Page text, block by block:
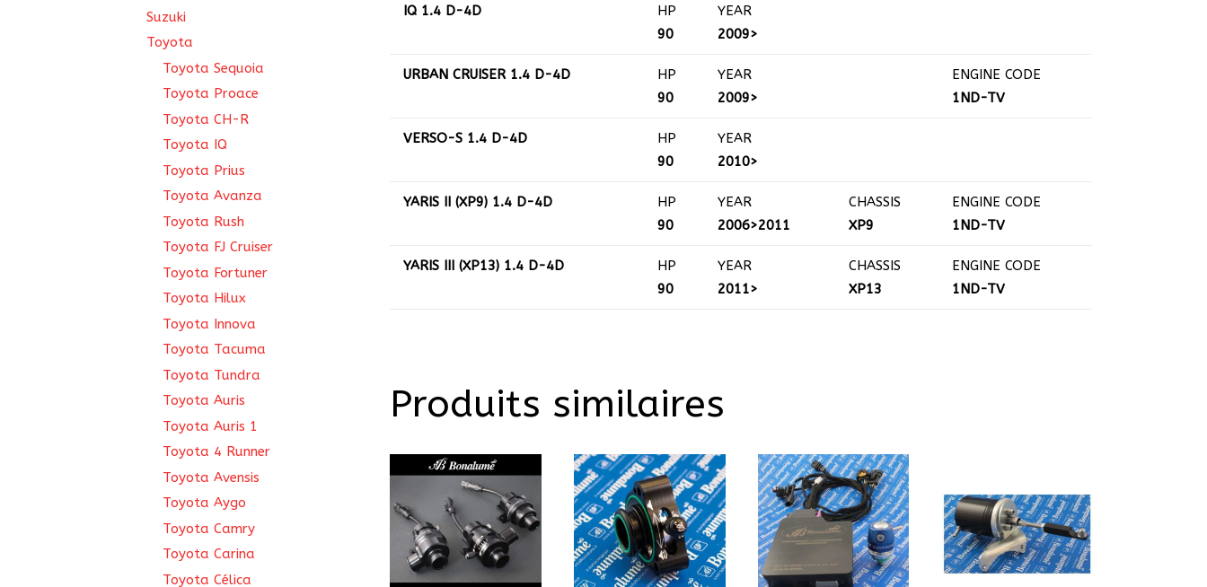
IQ 1.4 D-4D
HP
90
YEAR
2009>
URBAN CRUISER 1.4 D-4D
HP
90
YEAR
2009>
ENGINE CODE
1ND-TV
VERSO-S 1.4 D-4D
HP
90
YEAR
2010>
YARIS II (XP9) 1.4 D-4D
HP
90
YEAR
2006>2011
CHASSIS
XP9
ENGINE CODE
1ND-TV
YARIS III (XP13) 1.4 D-4D
HP
90
YEAR
2011>
CHASSIS
XP13
ENGINE CODE
1ND-TV
Produits similaires
Suzuki
Toyota
Toyota Sequoia
Toyota Proace
Toyota CH-R
Toyota IQ
Toyota Prius
Toyota Avanza
Toyota Rush
Toyota FJ Cruiser
Toyota Fortuner
Toyota Hilux
Toyota Innova
Toyota Tacuma
Toyota Tundra
Toyota Auris
Toyota Auris 1
Toyota 4 Runner
Toyota Avensis
Toyota Aygo
Toyota Camry
Toyota Carina
Toyota Célica